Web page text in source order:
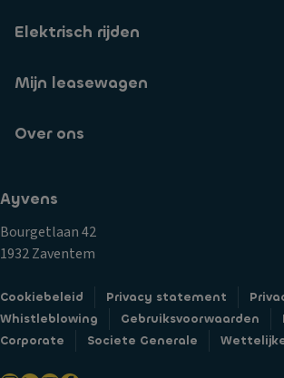
Elektrisch rijden
Mijn leasewagen
Over ons
Ayvens
Bourgetlaan 42
1932 Zaventem
Cookiebeleid Privacy statement
Whistleblowing
Gebruiksvoorwaarden
Corporate
Societe Generale